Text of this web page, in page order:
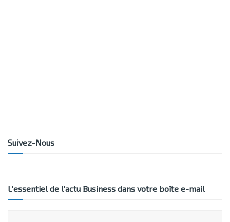
Suivez-Nous
L’essentiel de l’actu Business dans votre boîte e-mail